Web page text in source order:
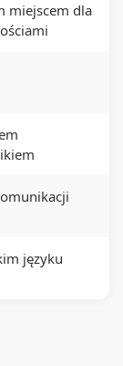
miejscem dla
języku